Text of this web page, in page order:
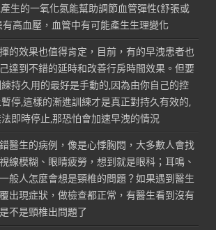
生的一氧化氮能幫助調節血管彈性(舒張或
高血壓，血管中有可能產生生理變化
的效果也值得肯定，目前，有的早洩患者也
達到不錯的延時和改善行房時間效果。但要
持久用的最好是手動的,因為由你自己的控
停,這樣的漸進訓練才是真正對持久有效的,
即時停止,那恐怕會加速早洩的情況
醫生的病例，像是心悸胸悶，大多數人會找
線模糊、眼睛疲勞，想到就是眼科；耳鳴、
般人怎麼會想是頸椎的問題？如果遇到醫生
出現症狀，做檢查都正常，有醫生看到沒有
不是頸椎出問題了